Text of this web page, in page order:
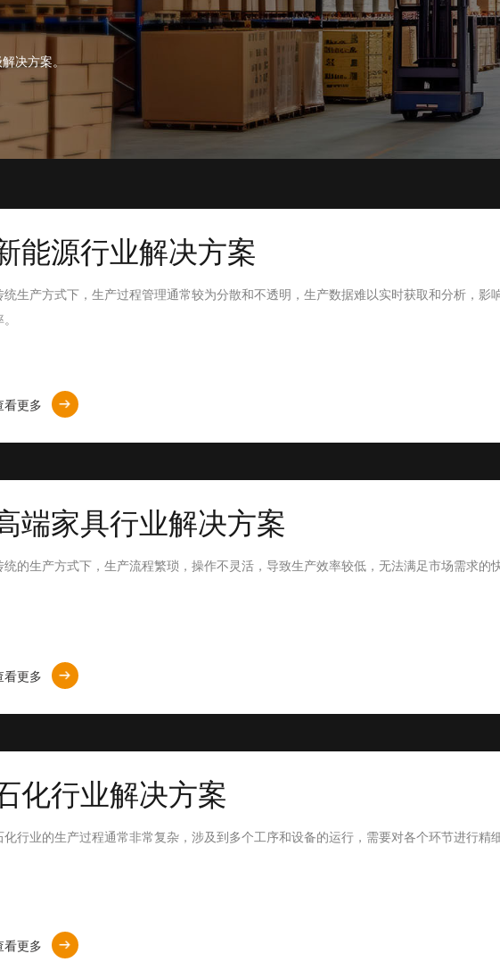
决方案。
能源行业解决方案
统生产方式下，生产过程管理通常较为分散和不透明，生产数据难以实时获取和分析，影
看更多
端家具行业解决方案
统的生产方式下，生产流程繁琐，操作不灵活，导致生产效率较低，无法满足市场需求的快
看更多
化行业解决方案
化行业的生产过程通常非常复杂，涉及到多个工序和设备的运行，需要对各个环节进行精
看更多